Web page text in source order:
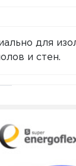
для
и стен.